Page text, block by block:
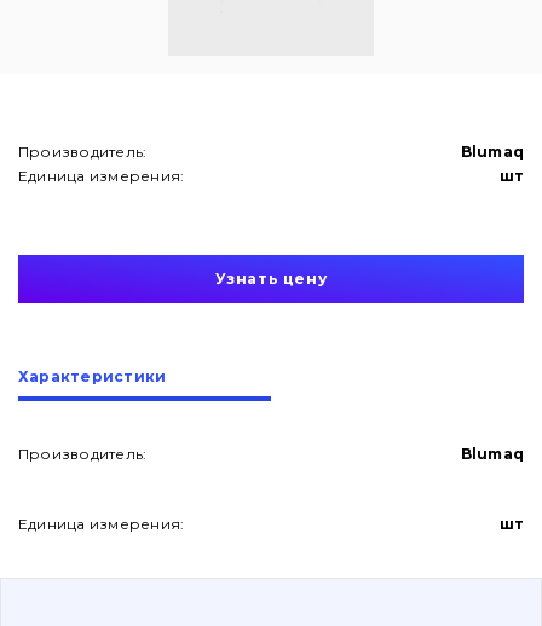
О нас
Контакты
Вакансии
Производитель:
Blumaq
Единица измерения:
шт
Узнать цену
Характеристики
Производитель: Blumaq
Единица измерения: шт